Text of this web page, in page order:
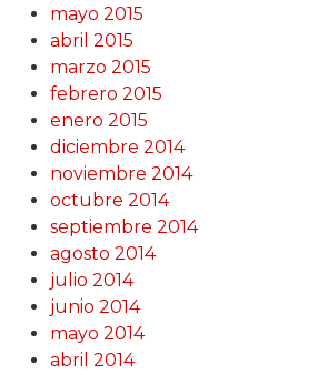
mayo 2015
abril 2015
marzo 2015
febrero 2015
enero 2015
diciembre 2014
noviembre 2014
octubre 2014
septiembre 2014
agosto 2014
julio 2014
junio 2014
mayo 2014
abril 2014